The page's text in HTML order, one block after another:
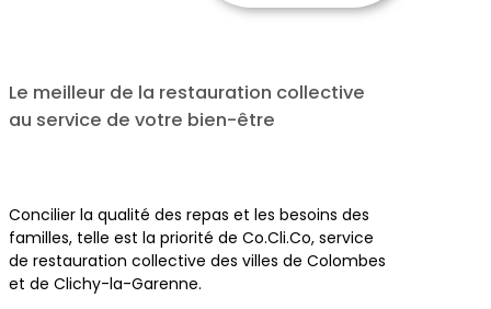
Le meilleur de la restauration collective
au service de votre bien-être
Concilier la qualité des repas et les besoins des
familles, telle est la priorité de Co.Cli.Co, service
de restauration collective des villes de Colombes
et de Clichy-la-Garenne.